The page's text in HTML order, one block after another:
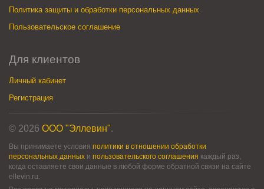
Политика защиты и обработки персональных данных
Пользовательское соглашение
Для клиентов
Личный кабинет
Регистрация
© 2026 ООО "Эллевин".
Вы принимаете условия политики в отношении обработки
персональных данных и пользовательского соглашения каждый раз,
когда оставляете свои данные в любой форме обратной связи на сайте
ellevin.ru.